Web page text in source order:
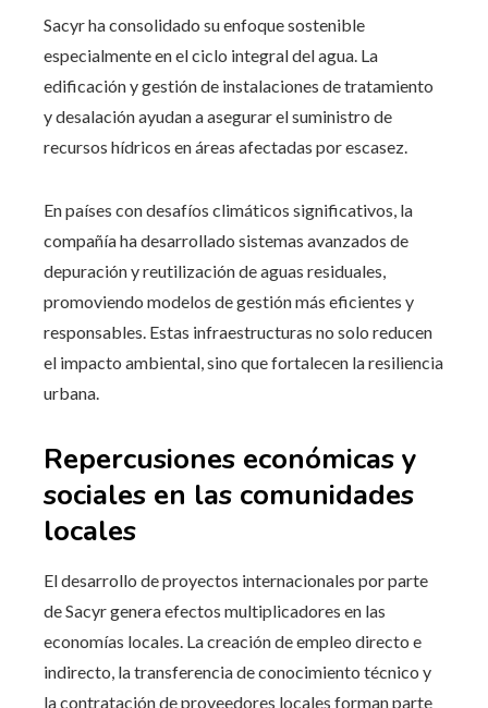
Sacyr ha consolidado su enfoque sostenible
especialmente en el ciclo integral del agua. La
edificación y gestión de instalaciones de tratamiento
y desalación ayudan a asegurar el suministro de
recursos hídricos en áreas afectadas por escasez.
En países con desafíos climáticos significativos, la
compañía ha desarrollado sistemas avanzados de
depuración y reutilización de aguas residuales,
promoviendo modelos de gestión más eficientes y
responsables. Estas infraestructuras no solo reducen
el impacto ambiental, sino que fortalecen la resiliencia
urbana.
Repercusiones económicas y
sociales en las comunidades
locales
El desarrollo de proyectos internacionales por parte
de Sacyr genera efectos multiplicadores en las
economías locales. La creación de empleo directo e
indirecto, la transferencia de conocimiento técnico y
la contratación de proveedores locales forman parte